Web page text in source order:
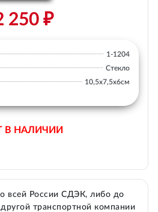
250 ₽
1-1204
Стекло
10,5х7,5х6см
В НАЛИЧИИ
всей России СДЭК, либо до
транспортной компании